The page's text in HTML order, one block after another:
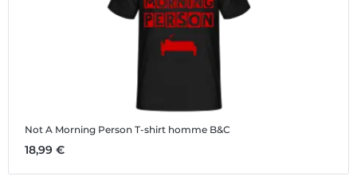
Not A Morning Person T-shirt homme B&C
18,99 €